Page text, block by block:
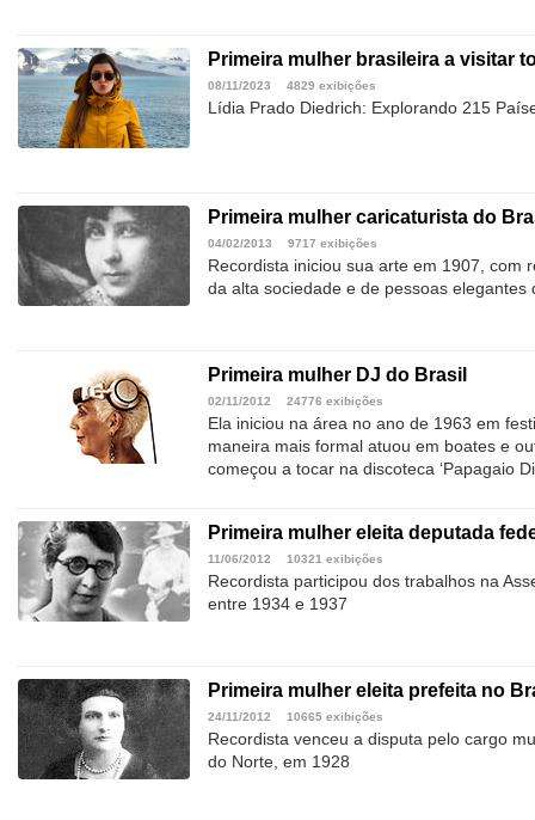
Primeira mulher brasileira a visitar
08/11/2023 4829 exibições
Lídia Prado Diedrich: Explorando 215
Primeira mulher caricaturista do
04/02/2013 9717 exibições
Recordista iniciou sua arte em 1907, com
da alta sociedade e de pessoas elegantes
Primeira mulher DJ do Brasil
02/11/2012 24776 exibições
Ela iniciou na área no ano de 1963 em
maneira mais formal atuou em boates e
começou a tocar na discoteca ‘Papagaio
Primeira mulher eleita deputada
11/06/2012 10321 exibições
Recordista participou dos trabalhos na
entre 1934 e 1937
Primeira mulher eleita prefeita no
24/11/2012 10665 exibições
Recordista venceu a disputa pelo cargo
do Norte, em 1928